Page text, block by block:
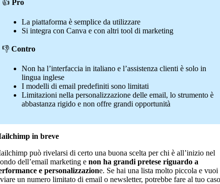
👍 Pro
La piattaforma è semplice da utilizzare
Si integra con Canva e con altri tool di marketing
👎 Contro
Non ha l’interfaccia in italiano e l’assistenza clienti è solo in
lingua inglese
I modelli di email predefiniti sono limitati
Limitazioni nella personalizzazione delle email, lo strumento è
abbastanza rigido e non offre grandi opportunità
in breve
può rivelarsi di certo una buona scelta per chi è all’inizio nel
dell’email marketing e non ha grandi pretese riguardo a
e personalizzazione. Se hai una lista molto piccola e vuoi
un numero limitato di email o newsletter, potrebbe fare al tuo